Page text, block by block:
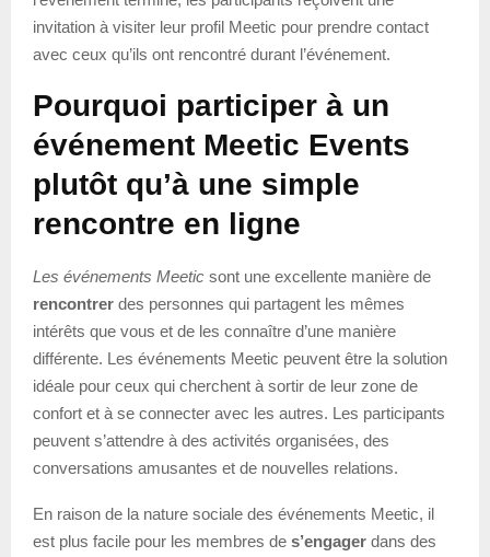
invitation à visiter leur profil Meetic pour prendre contact
avec ceux qu’ils ont rencontré durant l’événement.
Pourquoi participer à un
événement Meetic Events
plutôt qu’à une simple
rencontre en ligne
Les événements Meetic sont une excellente manière de
rencontrer des personnes qui partagent les mêmes
intérêts que vous et de les connaître d’une manière
différente. Les événements Meetic peuvent être la solution
idéale pour ceux qui cherchent à sortir de leur zone de
confort et à se connecter avec les autres. Les participants
peuvent s’attendre à des activités organisées, des
conversations amusantes et de nouvelles relations.
En raison de la nature sociale des événements Meetic, il
est plus facile pour les membres de s’engager dans des